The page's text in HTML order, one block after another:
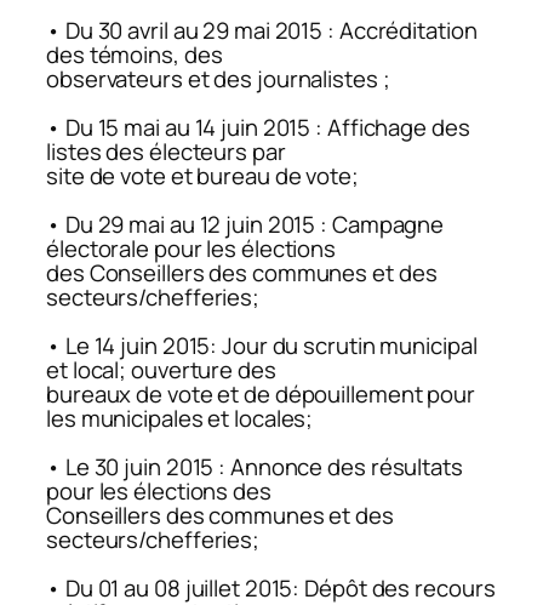
• Du 30 avril au 29 mai 2015 : Accréditation
des témoins, des
observateurs et des journalistes ;
• Du 15 mai au 14 juin 2015 : Affichage des
listes des électeurs par
site de vote et bureau de vote;
• Du 29 mai au 12 juin 2015 : Campagne
électorale pour les élections
des Conseillers des communes et des
secteurs/chefferies;
• Le 14 juin 2015: Jour du scrutin municipal
et local; ouverture des
bureaux de vote et de dépouillement pour
les municipales et locales;
• Le 30 juin 2015 : Annonce des résultats
pour les élections des
Conseillers des communes et des
secteurs/chefferies;
• Du 01 au 08 juillet 2015: Dépôt des recours